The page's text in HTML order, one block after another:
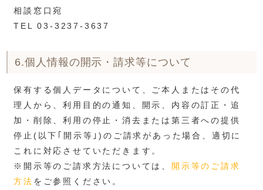
相談窓口宛
TEL 03-3237-3637
6.個人情報の開示・請求等について
保有する個人データについて、ご本人またはその代
理人から、利用目的の通知、開示、内容の訂正・追
加・削除、利用の停止・消去または第三者への提供
停止(以下｢開示等｣)のご請求があった場合、適切に
これに対応させていただきます。
※開示等のご請求方法については、 開示等のご請求
方法 をご参照ください。